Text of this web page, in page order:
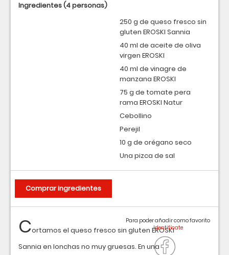
Cortamos el queso fresco sin gluten EROSKI
Sannia en lonchas no muy gruesas. En una
Para poder añadir como favorito
Ingredientes(4 personas)
250 g de queso fresco sin
gluten EROSKI Sannia
40 ml de aceite de oliva
virgen EROSKI
40 ml de vinagre de
manzana EROSKI
75 g de tomate pera
rama EROSKI Natur
Cebollino
Perejil
10 g de orégano seco
Una pizca de sal
Comprar ingredientes